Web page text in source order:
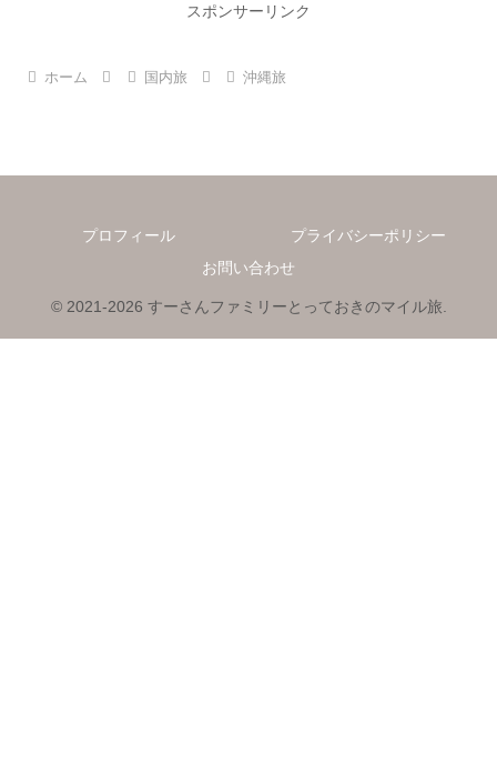
スポンサーリンク
ホーム 国内旅 沖縄旅
プロフィール
プライバシーポリシー
お問い合わせ
© 2021-2026 すーさんファミリーとっておきのマイル旅.